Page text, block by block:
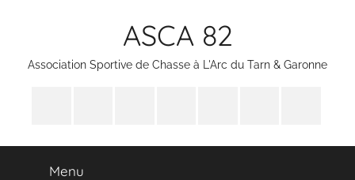
ASCA 82
Association Sportive de Chasse à L'Arc du Tarn & Garonne
activitéstélécharger
Menu